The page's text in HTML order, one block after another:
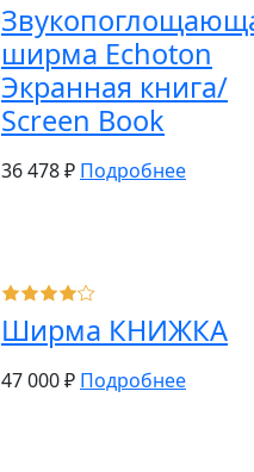
ширма Echoton
Экранная книга/
Screen Book
36 478 ₽ Подробнее
Ширма КНИЖКА
47 000 ₽ Подробнее